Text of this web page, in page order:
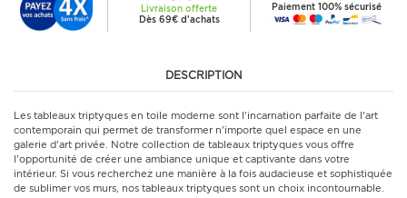
Livraison offerte
Dès 69€ d'achats
Paiement 100% sécurisé
DESCRIPTION
Les tableaux triptyques en toile moderne sont l'incarnation parfaite de l'art
contemporain qui permet de transformer n'importe quel espace en une
galerie d'art privée. Notre collection de tableaux triptyques vous offre
l'opportunité de créer une ambiance unique et captivante dans votre
intérieur. Si vous recherchez une manière à la fois audacieuse et sophistiquée
de sublimer vos murs, nos tableaux triptyques sont un choix incontournable.